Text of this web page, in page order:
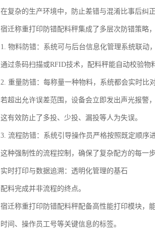
在复杂的生产环境中，防止差错与混淆比事后纠正
宿迁称重打印防错配料秤集成了多层次防错策略
1. 物料防错：系统可与后台信息化管理系统联动
通过条码扫描或RFID技术，配料秤能自动校验物
2. 重量防错：每称量一种物料，系统都会实时比
若超出允许误差范围，设备会立即发出声光报警
这有效防止了多投、少投、漏投等人为失误。
3. 流程防错：系统引导操作员严格按照既定顺序
这种强制性的流程控制，确保了复杂配方的每一
实时打印与数据追溯：透明化管理的基石
配料完成并非流程的终点。
宿迁称重打印防错配料秤配备高性能打印模块，
时间、操作员工号等关键信息的标签。